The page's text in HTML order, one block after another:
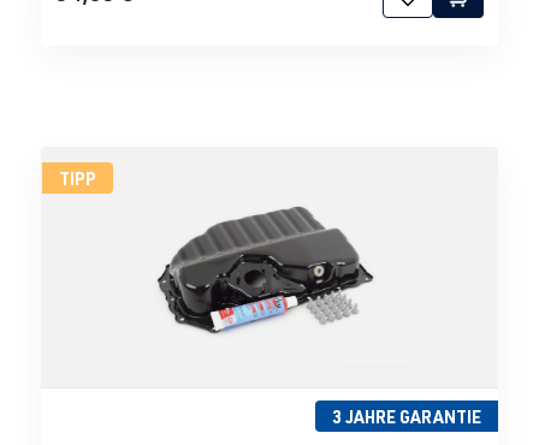
TIPP
3 JAHRE GARANTIE